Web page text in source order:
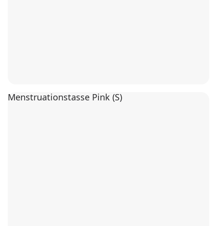
Menstruationstasse Pink (S)